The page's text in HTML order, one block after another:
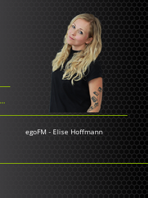
egoFM - Elise Hoffmann